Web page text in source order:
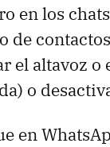
en los
de
altavoz o
o
en